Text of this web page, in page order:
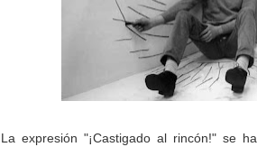
La expresión "¡Castigado al rincón!" se